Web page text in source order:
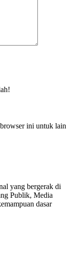
ini untuk lain
yang bergerak di
Publik, Media
dasar